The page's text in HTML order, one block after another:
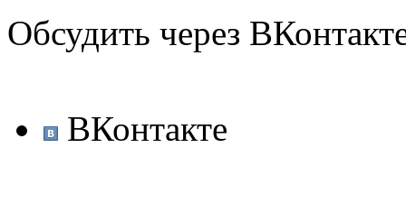
Обсудить через
ВКонтакте